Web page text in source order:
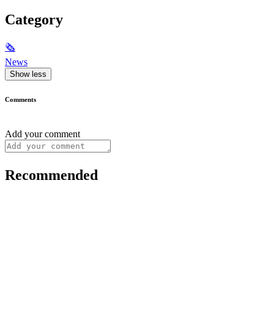
Category
🗞
News
Show less
Comments
Add your comment
Recommended